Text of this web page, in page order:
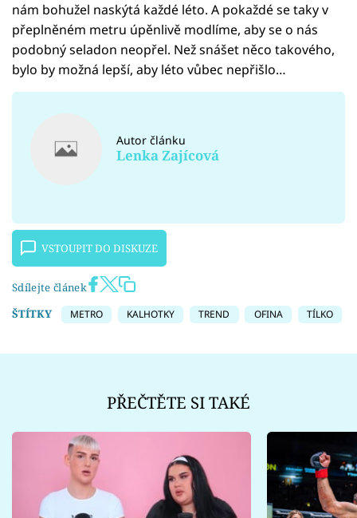
nám bohužel naskýtá každé léto. A pokaždé se taky v
přeplněném metru úpěnlivě modlíme, aby se o nás
podobný seladon neopřel. Než snášet něco takového,
bylo by možná lepší, aby léto vůbec nepřišlo…
Autor článku
Lenka Zajícová
VSTOUPIT DO DISKUZE
Sdílejte článek
ŠTÍTKY
METRO KALHOTKY TREND OFINA TÍLKO
PŘEČTĚTE SI TAKÉ